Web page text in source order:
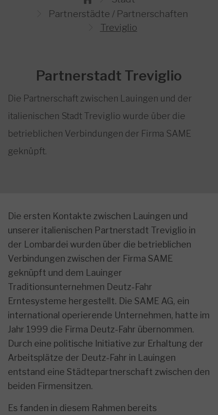
Partnerstädte / Partnerschaften
Treviglio
Partnerstadt Treviglio
Die Partnerschaft zwischen Lauingen und der
italienischen Stadt Treviglio wurde über die
betrieblichen Verbindungen der Firma SAME
geknüpft.
Die ersten Kontakte zwischen Lauingen und
unserer italienischen Partnerstadt Treviglio in
der Lombardei wurden über die betrieblichen
Verbindungen zwischen der Firma SAME
geknüpft und dem Lauinger
Traditionsunternehmen Deutz-Fahr
Erntesysteme hergestellt. Die SAME AG, ein
international operierende Unternehmen, hatte im
Jahr 1999 die Firma Deutz-Fahr übernommen.
Durch eine politische Initiative zur Erhaltung der
Arbeitsplätze der Deutz-Fahr in Lauingen
entstand eine Städtepartnerschaft zwischen den
beiden Firmensitzen.
Es fanden in diesem Rahmen bereits